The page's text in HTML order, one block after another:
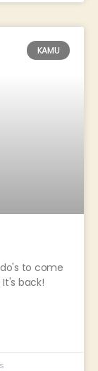
KAMU
to come
back!